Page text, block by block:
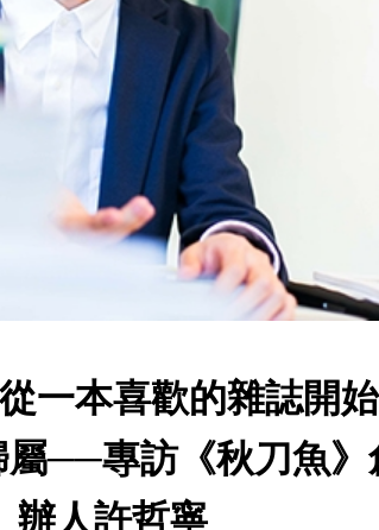
一本喜歡的雜誌開
屬──專訪《秋刀魚》
辦人許哲寧